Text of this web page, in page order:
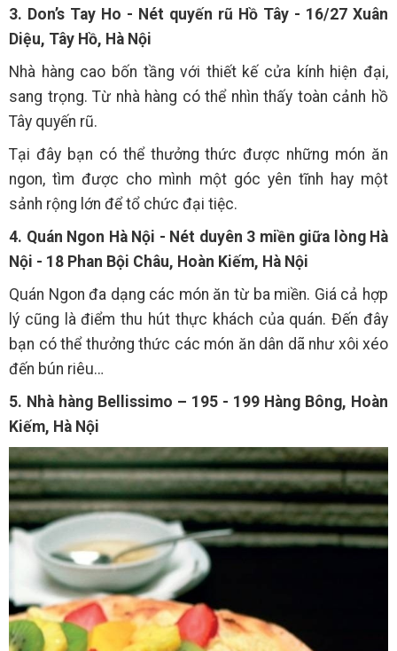
3. Don’s Tay Ho - Nét quyến rũ Hồ Tây - 16/27 Xuân
Diệu, Tây Hồ, Hà Nội
Nhà hàng cao bốn tầng với thiết kế cửa kính hiện đại,
sang trọng. Từ nhà hàng có thể nhìn thấy toàn cảnh hồ
Tây quyến rũ.
Tại đây bạn có thể thưởng thức được những món ăn
ngon, tìm được cho mình một góc yên tĩnh hay một
sảnh rộng lớn để tổ chức đại tiệc.
4. Quán Ngon Hà Nội - Nét duyên 3 miền giữa lòng Hà
Nội - 18 Phan Bội Châu, Hoàn Kiếm, Hà Nội
Quán Ngon đa dạng các món ăn từ ba miền. Giá cả hợp
lý cũng là điểm thu hút thực khách của quán. Đến đây
bạn có thể thưởng thức các món ăn dân dã như xôi xéo
đến bún riêu…
5. Nhà hàng Bellissimo – 195 - 199 Hàng Bông, Hoàn
Kiếm, Hà Nội